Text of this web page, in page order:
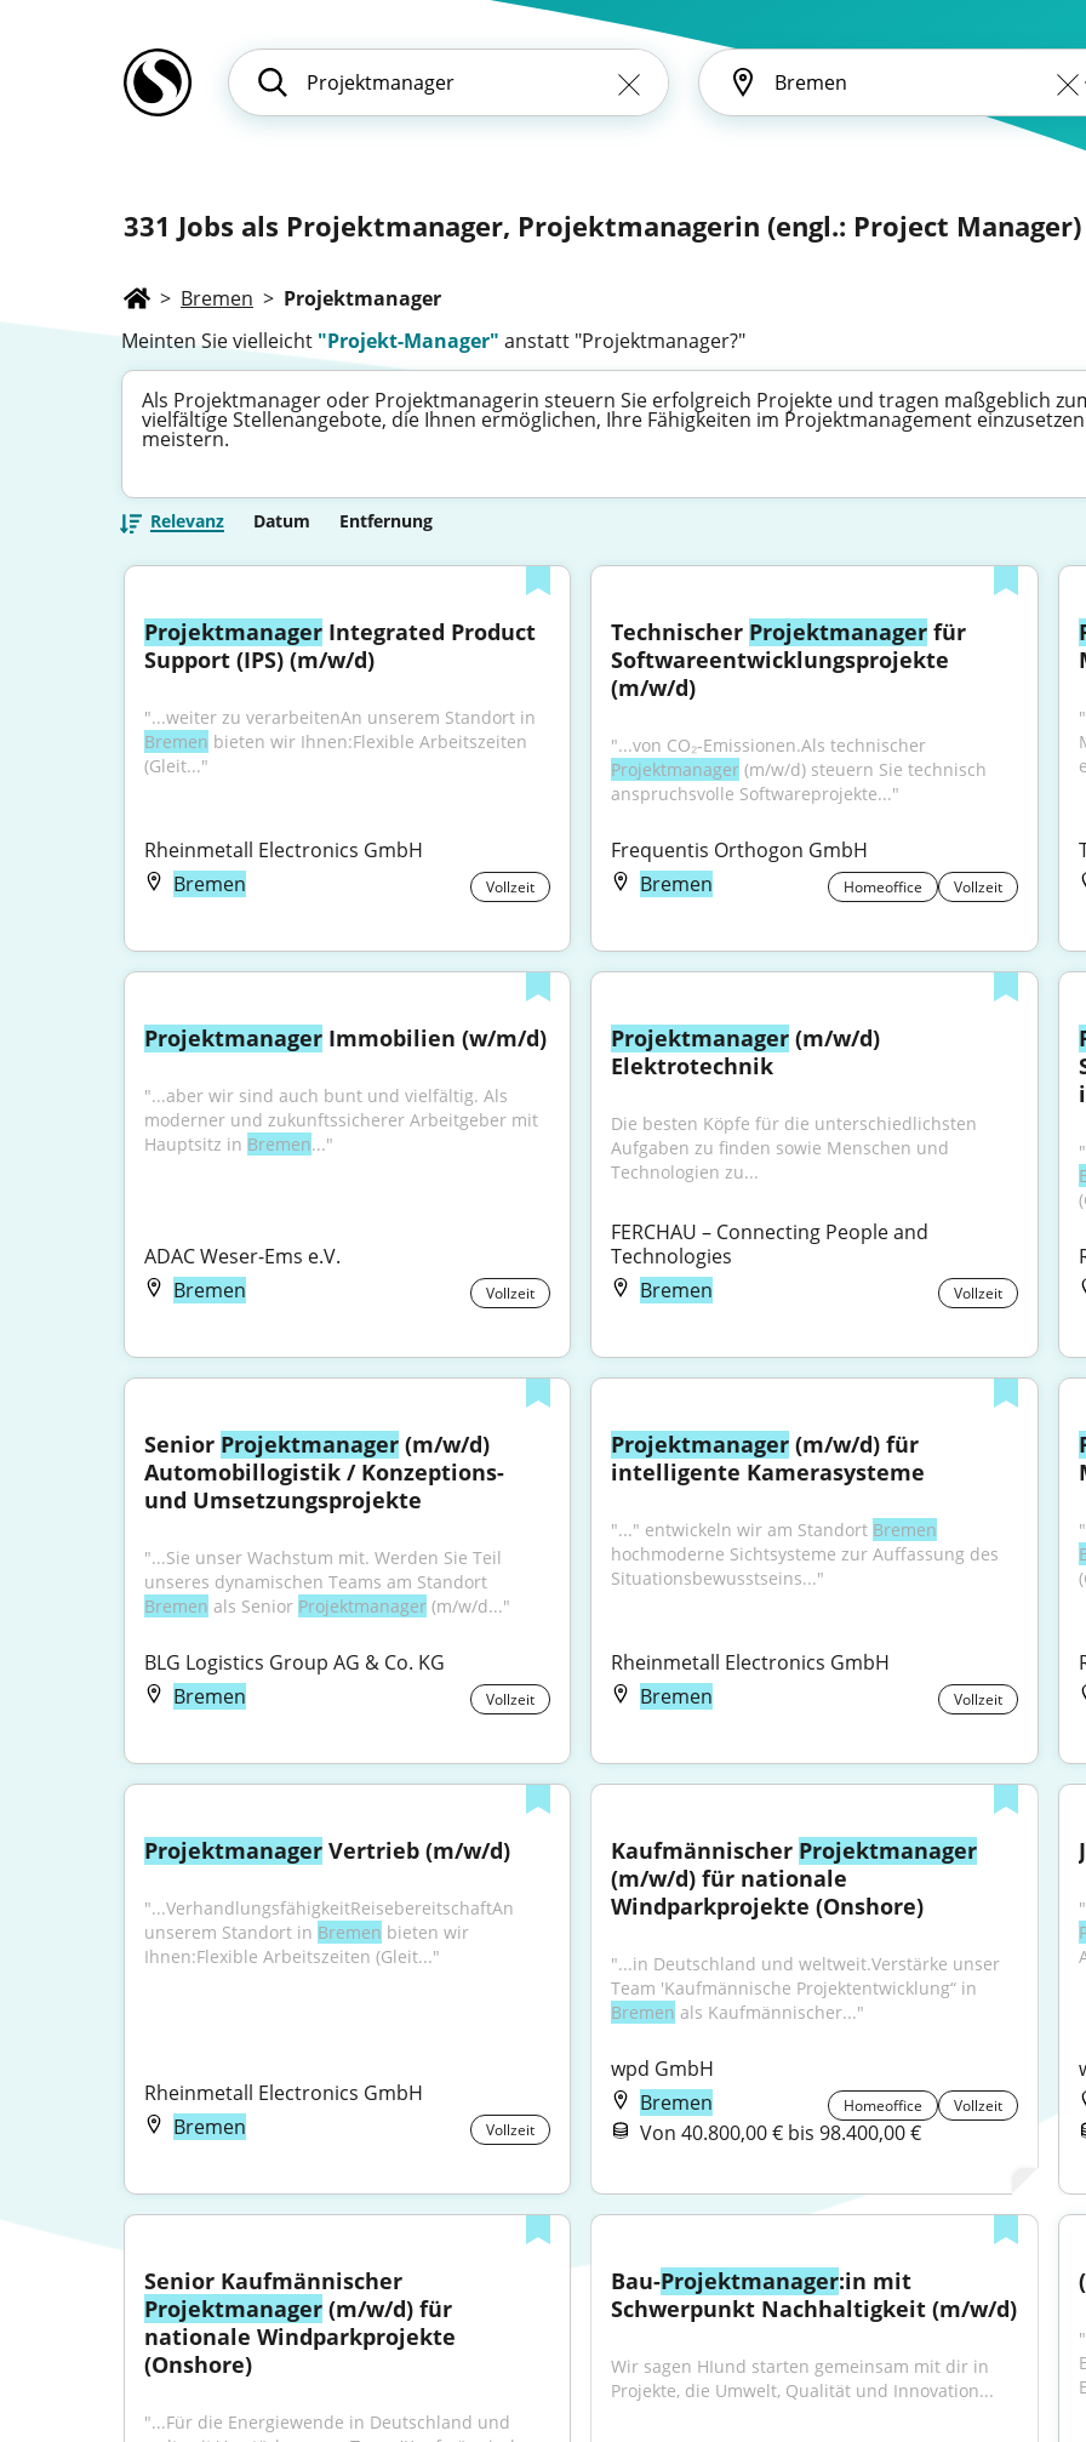
331 Jobs als Projektmanager, Projektmanagerin (engl.: Project Manager)
> Bremen > Projektmanager
Meinten Sie vielleicht "Projekt-Manager" anstatt "Projektmanager?"
Als Projektmanager oder Projektmanagerin steuern Sie erfolgreich Projekte und tragen maßgeblich
vielfältige Stellenangebote, die Ihnen ermöglichen, Ihre Fähigkeiten im Projektmanagement
meistern.
Relevanz Datum Entfernung
Projektmanager Integrated Product
Support (IPS) (m/w/d)
Bremen bieten wir Ihnen:Flexible Arbeitszeiten
(Gleit..."
Rheinmetall Electronics GmbH
Bremen
Vollzeit
Technischer Projektmanager für
Softwareentwicklungsprojekte
(m/w/d)
Projektmanager (m/w/d) steuern Sie technisch
anspruchsvolle Softwareprojekte..."
Frequentis Orthogon GmbH
Bremen
Homeoffice Vollzeit
Projektmanager Immobilien (w/m/d)
"...aber wir sind auch bunt und vielfältig. Als
moderner und zukunftssicherer Arbeitgeber mit
Hauptsitz in Bremen..."
ADAC Weser-Ems e.V.
Bremen
Vollzeit
Projektmanager (m/w/d)
Elektrotechnik
Die besten Köpfe für die unterschiedlichsten
Aufgaben zu finden sowie Menschen und
Technologien zu...
FERCHAU – Connecting People and
Technologies
Bremen
Vollzeit
Senior Projektmanager (m/w/d)
Automobillogistik / Konzeptions-
und Umsetzungsprojekte
"...Sie unser Wachstum mit. Werden Sie Teil
Bremen als Senior Projektmanager (m/w/d..."
BLG Logistics Group AG & Co. KG
Bremen
Vollzeit
Projektmanager (m/w/d) für
intelligente Kamerasysteme
"..." entwickeln wir am Standort Bremen
hochmoderne Sichtsysteme zur Auffassung des
Situationsbewusstseins..."
Rheinmetall Electronics GmbH
Bremen
Vollzeit
Projektmanager Vertrieb (m/w/d)
"...VerhandlungsfähigkeitReisebereitschaftAn
unserem Standort in Bremen bieten wir
Ihnen:Flexible Arbeitszeiten (Gleit..."
Rheinmetall Electronics GmbH
Bremen
Vollzeit
Kaufmännischer Projektmanager
(m/w/d) für nationale
Windparkprojekte (Onshore)
"...in Deutschland und weltweit.Verstärke unser
Bremen als Kaufmännischer..."
wpd GmbH
Bremen
Homeoffice Vollzeit
Von 40.800,00 € bis 98.400,00 €
Projektmanager (m/w/d) für
nationale Windparkprojekte
(Onshore)
"...Für die Energiewende in Deutschland und
Bau-Projektmanager:in mit
Schwerpunkt Nachhaltigkeit (m/w/d)
Wir sagen HIund starten gemeinsam mit dir in
Projekte, die Umwelt, Qualität und Innovation...